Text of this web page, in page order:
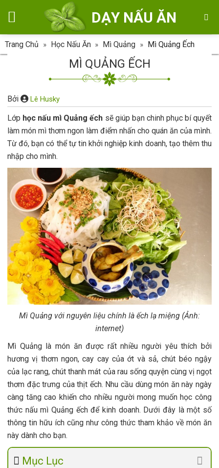
DẠY NẤU ĂN
Trang Chủ » Học Nấu Ăn » Mì Quảng » Mì Quảng Ếch
MÌ QUẢNG ẾCH
Bởi Lê Husky
Lớp học nấu mì Quảng ếch sẽ giúp bạn chinh phục bí quyết
làm món mì thơm ngon làm điểm nhấn cho quán ăn của mình.
Từ đó, bạn có thể tự tin khởi nghiệp kinh doanh, tạo thêm thu
nhập cho mình.
Mì Quảng với nguyên liệu chính là ếch lạ miệng (Ảnh:
internet)
Mì Quảng là món ăn được rất nhiều người yêu thích bởi
hương vị thơm ngon, cay cay của ớt và sả, chút béo ngậy
của lạc rang, chút thanh mát của rau sống quyện cùng vị ngọt
thơm đặc trưng của thịt ếch. Nhu cầu dùng món ăn này ngày
càng tăng cao khiến cho nhiều người mong muốn học công
thức nấu mì Quảng ếch để kinh doanh. Dưới đây là một số
thông tin hữu ích cũng như công thức tham khảo về món ăn
này dành cho bạn.
Mục Lục